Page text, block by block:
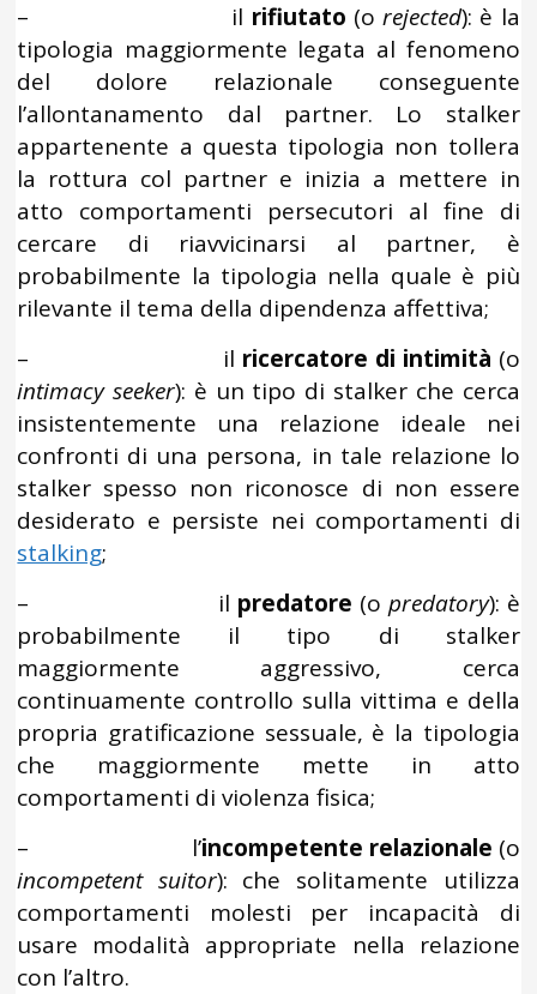
– il rifiutato (orejected): è la
tipologia maggiormente legata al fenomeno
del dolore relazionale conseguente
l’allontanamento dal partner. Lo stalker
appartenente a questa tipologia non tollera
la rottura col partner e inizia a mettere in
atto comportamenti persecutori al fine di
cercare di riavvicinarsi al partner, è
probabilmente la tipologia nella quale è più
rilevante il tema della dipendenza affettiva;
– il ricercatore di intimità (o
intimacy seeker): è un tipo di stalker che cerca
insistentemente una relazione ideale nei
confronti di una persona, in tale relazione lo
stalker spesso non riconosce di non essere
desiderato e persiste nei comportamenti di
stalking;
– il predatore (o predatory): è
probabilmente il tipo di stalker
maggiormente aggressivo, cerca
continuamente controllo sulla vittima e della
propria gratificazione sessuale, è la tipologia
che maggiormente mette in atto
comportamenti di violenza fisica;
– l’incompetente relazionale (o
incompetent suitor): che solitamente utilizza
comportamenti molesti per incapacità di
usare modalità appropriate nella relazione
con l’altro.